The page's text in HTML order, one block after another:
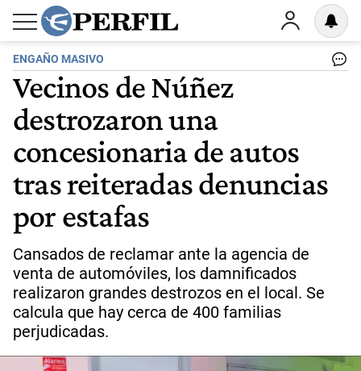
ENGAÑO MASIVO
Vecinos de Núñez
destrozaron una
concesionaria de autos
tras reiteradas denuncias
por estafas
Cansados de reclamar ante la agencia de
venta de automóviles, los damnificados
realizaron grandes destrozos en el local. Se
calcula que hay cerca de 400 familias
perjudicadas.